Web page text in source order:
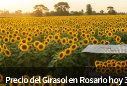
Precio del Girasol en Rosario hoy